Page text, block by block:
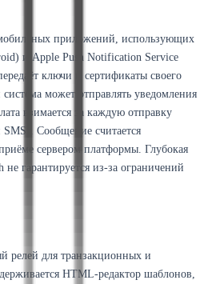
приложений, использующих
и Apple Push Notification Service
ключи и сертификаты своего
может отправлять уведомления
взимается за каждую отправку
Сообщение считается
сервером платформы. Глубокая
не гарантируется из-за ограничений
релей для транзакционных и
HTML-редактор шаблонов,